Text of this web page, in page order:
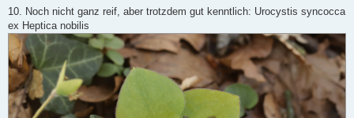
g
l
e
s
e
n
e
r
B
e
10. Noch nicht ganz reif, aber trotzdem gut kenntlich: Urocystis syncocca
ex Heptica nobilis